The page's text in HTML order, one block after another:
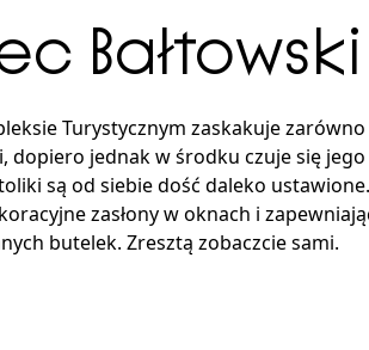
Turystycznym zaskakuje
dopiero jednak w środku czuje się
są od siebie dość daleko
zasłony w oknach i
butelek. Zresztą zobaczcie sami.